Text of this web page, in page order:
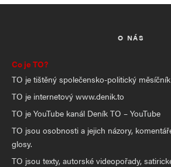
O NÁS
Co je TO?
TO je tištěný společensko-politický
TO je internetový www.denik.to
TO je YouTube kanál Deník TO – YouTube
TO jsou osobnosti a jejich názory,
glosy.
TO jsou texty, autorské videopořady,